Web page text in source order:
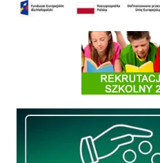
Informacja o
Międzyzakładowa Kasa Zapomogowo -